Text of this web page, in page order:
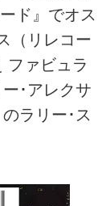
ド』でオス
（リレコー
ファビュラ
･アレクサ
ラリー･ス